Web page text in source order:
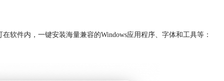
软件内，一键安装海量兼容的Windows应用程序、字体和工具等：